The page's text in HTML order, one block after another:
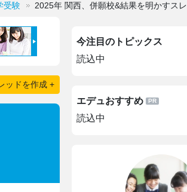
受験 2025年 関西、併願校&結果を明かすスレ
ッドを作成 +
今注目のトピックス
読込中
エデュおすすめ
読込中